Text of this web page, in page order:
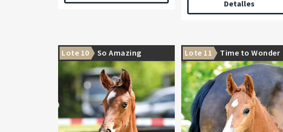
Detalles
Lote 10 So Amazing Lote 11 Time to Wonder